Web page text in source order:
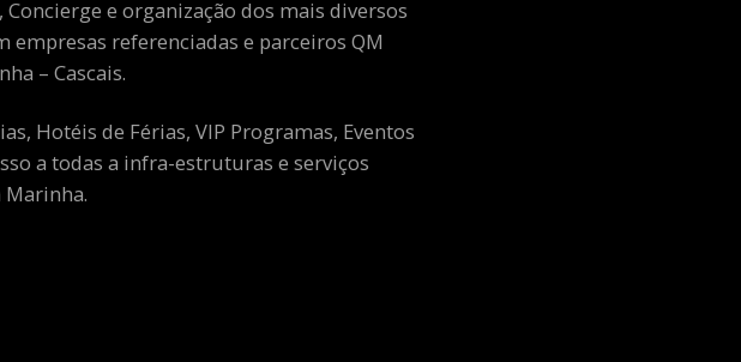
e organização dos mais diversos
empresas referenciadas e parceiros QM
– Cascais.
Hotéis de Férias, VIP Programas, Eventos
a todas a infra-estruturas e serviços